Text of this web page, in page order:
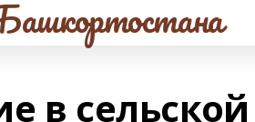
в сельской